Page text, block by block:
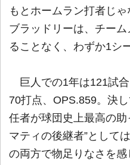
もとホームラン打者じ
ブラッドリーは、チー
ることなく、わずか1シ
巨人での1年は121試合
70打点、OPS.859。決
任者が球団史上最高の助
マティの後継者”として
の両方で物足りなさを感